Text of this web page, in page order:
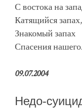
С востока на
Катящийся запах,
Знакомый запах
Спасения нашего.
09.07.2004
Недо-